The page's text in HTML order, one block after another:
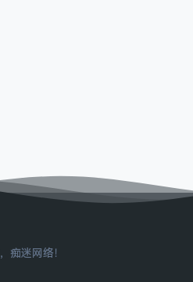
痴迷网络！